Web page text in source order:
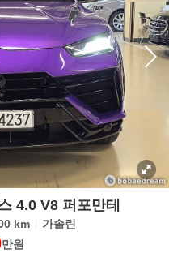
4.0 V8 퍼포만테
km 가솔린
만원